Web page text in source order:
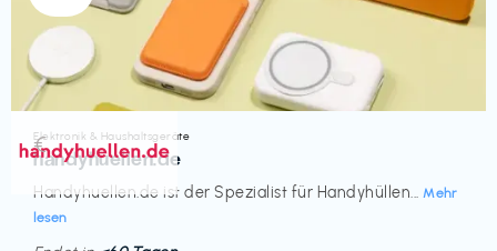
Elektronik & Haushaltsgeräte
handyhuellen.de
Handyhuellen.de ist der Spezialist für Handyhüllen... Mehr
lesen
€‎